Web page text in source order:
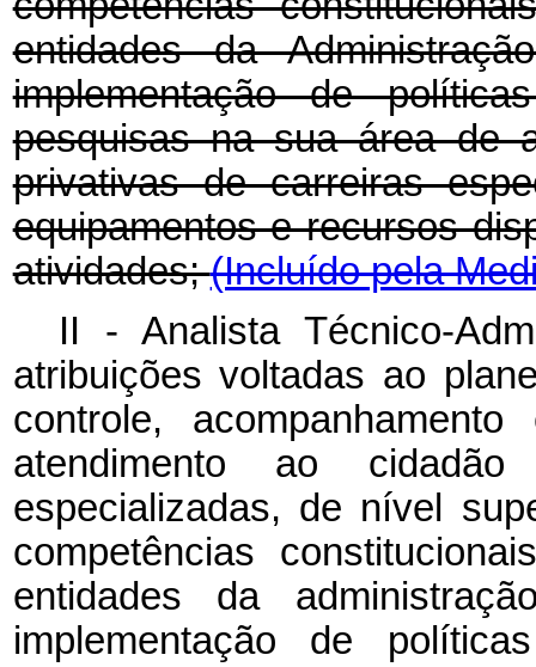
entidades da
implementação de
pesquisas na sua área de
privativas de carreiras
equipamentos e recursos
atividades;(Incluído pela
II - Analista Técnico-
atribuições voltadas ao
controle,
atendimento ao
especializadas, de nível
competências
entidades da
implementação de